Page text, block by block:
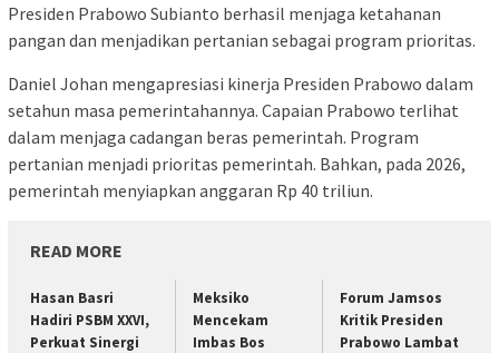
Presiden Prabowo Subianto berhasil menjaga ketahanan
pangan dan menjadikan pertanian sebagai program prioritas.
Daniel Johan mengapresiasi kinerja Presiden Prabowo dalam
setahun masa pemerintahannya. Capaian Prabowo terlihat
dalam menjaga cadangan beras pemerintah. Program
pertanian menjadi prioritas pemerintah. Bahkan, pada 2026,
pemerintah menyiapkan anggaran Rp 40 triliun.
READ MORE
Hasan Basri
Hadiri PSBM XXVI,
Perkuat Sinergi
Meksiko
Mencekam
Imbas Bos
Forum Jamsos
Kritik Presiden
Prabowo Lambat